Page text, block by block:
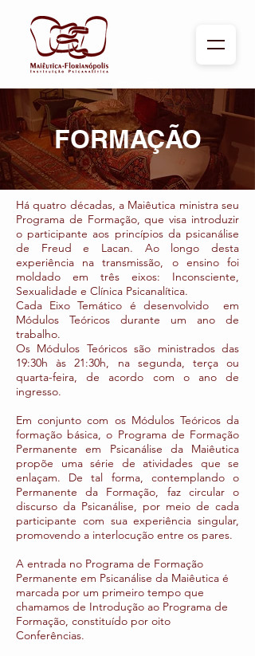
FORMAÇÃO
Há quatro décadas, a Maiêutica ministra seu
Programa de Formação, que visa introduzir
o participante aos princípios da psicanálise
de Freud e Lacan. Ao longo desta
experiência na transmissão, o ensino foi
moldado em três eixos: Inconsciente,
Sexualidade e Clínica Psicanalítica.
Cada Eixo Temático é desenvolvido em
Módulos Teóricos durante um ano de
trabalho.
Os Módulos Teóricos são ministrados das
19:30h às 21:30h, na segunda, terça ou
quarta-feira, de acordo com o ano de
ingresso.
Em conjunto com os Módulos Teóricos da
formação básica, o Programa de Formação
Permanente em Psicanálise da Maiêutica
propõe uma série de atividades que se
enlaçam. De tal forma, contemplando o
Permanente da Formação, faz circular o
discurso da Psicanálise, por meio de cada
participante com sua experiência singular,
promovendo a interlocução entre os pares.
A entrada no Programa de Formação
Permanente em Psicanálise da Maiêutica é
marcada por um primeiro tempo que
chamamos de Introdução ao Programa de
Formação, constituído por oito
Conferências.